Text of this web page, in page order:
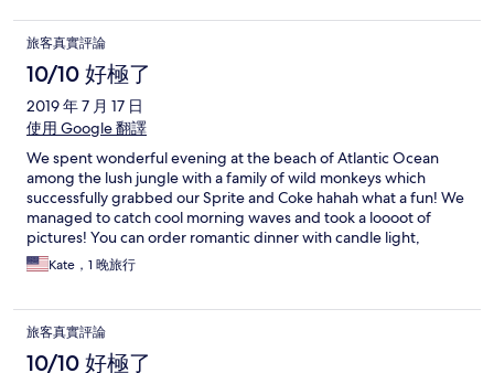
and shower gel! And guys, WC is located right in the bushes!! As
well as the shower! Into the wild! We loved that experience,
most of all being alone with the nature in complete silence and
the voice of the ocean! PS. Make sure you are wearing comfy
descent footwear as the way down is really hard and quite
steep! We will definitely recommend this place to our friends!
旅客真實評論
10/10 好極了
2019 年 7 月 17 日
使用 Google 翻譯
We spent wonderful evening at the beach of Atlantic Ocean
among the lush jungle with a family of wild monkeys which
successfully grabbed our Sprite and Coke hahah what a fun! We
managed to catch cool morning waves and took a loooot of
pictures! You can order romantic dinner with candle light,
campfire, flower petal decoration for your bed, guys also
provide complimentary fruit platter and a couple of bottled
and shower gel! And guys, WC is located right in the bushes!! As
well as the shower! Into the wild! We loved that experience,
most of all being alone with the nature in complete silence and
Kate，1 晚旅行
旅客真實評論
10/10 好極了